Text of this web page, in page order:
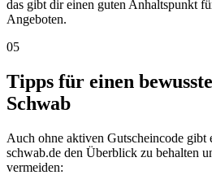
das gibt dir einen guten Anhaltspunkt
Angeboten.
05
Tipps für einen
Schwab
Auch ohne aktiven Gutscheincode gibt
schwab.de den Überblick zu behalten
vermeiden: